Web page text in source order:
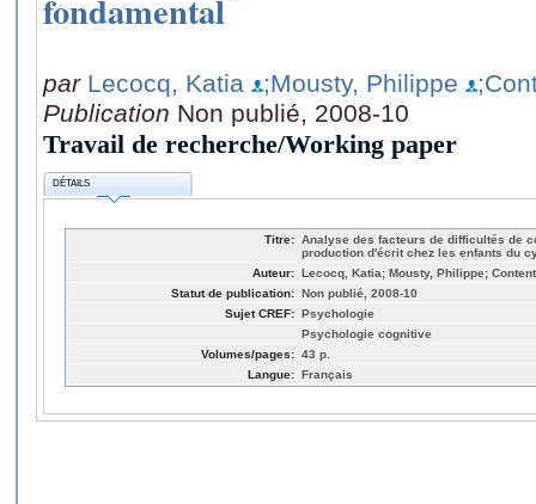
fondamental
par Lecocq, Katia ;Mousty, Philippe
Publication Non publié, 2008-10
Travail de recherche/Working paper
DÉTAILS
Titre: Analyse des facteurs de difficultés de
production d'écrit chez les enfants du
Auteur: Lecocq, Katia; Mousty, Philippe;
Statut de publication: Non publié, 2008-10
Sujet CREF: Psychologie
Psychologie cognitive
Volumes/pages: 43 p.
Langue: Français